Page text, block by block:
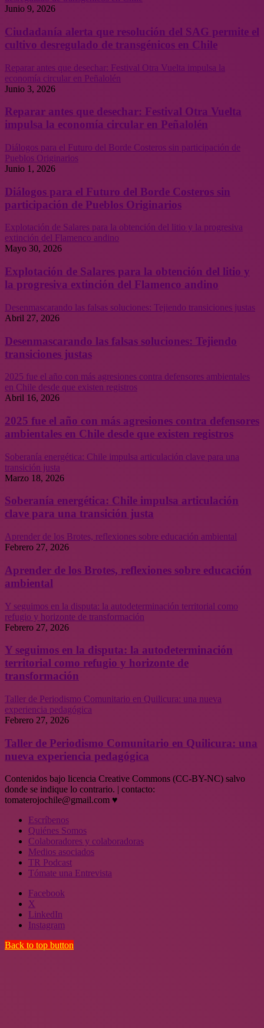
Junio 9, 2026
Ciudadanía alerta que resolución del SAG permite el
cultivo desregulado de transgénicos en Chile
Reparar antes que desechar: Festival Otra Vuelta impulsa la
economía circular en Peñalolén
Junio 3, 2026
Reparar antes que desechar: Festival Otra Vuelta
impulsa la economía circular en Peñalolén
Diálogos para el Futuro del Borde Costeros sin participación de
Pueblos Originarios
Junio 1, 2026
Diálogos para el Futuro del Borde Costeros sin
participación de Pueblos Originarios
Explotación de Salares para la obtención del litio y la progresiva
extinción del Flamenco andino
Mayo 30, 2026
Explotación de Salares para la obtención del litio y
la progresiva extinción del Flamenco andino
Desenmascarando las falsas soluciones: Tejiendo transiciones justas
Abril 27, 2026
Desenmascarando las falsas soluciones: Tejiendo
transiciones justas
2025 fue el año con más agresiones contra defensores ambientales
en Chile desde que existen registros
Abril 16, 2026
2025 fue el año con más agresiones contra defensores
ambientales en Chile desde que existen registros
Soberanía energética: Chile impulsa articulación clave para una
transición justa
Marzo 18, 2026
Soberanía energética: Chile impulsa articulación
clave para una transición justa
Aprender de los Brotes, reflexiones sobre educación ambiental
Febrero 27, 2026
Aprender de los Brotes, reflexiones sobre educación
ambiental
Y seguimos en la disputa: la autodeterminación territorial como
refugio y horizonte de transformación
Febrero 27, 2026
Y seguimos en la disputa: la autodeterminación
territorial como refugio y horizonte de
transformación
Taller de Periodismo Comunitario en Quilicura: una nueva
experiencia pedagógica
Febrero 27, 2026
Taller de Periodismo Comunitario en Quilicura: una
nueva experiencia pedagógica
Contenidos bajo licencia Creative Commons (CC-BY-NC) salvo
donde se indique lo contrario. | contacto:
tomaterojochile@gmail.com ♥
Escríbenos
Quiénes Somos
Colaboradores y colaboradoras
Medios asociados
TR Podcast
Tómate una Entrevista
Facebook
X
LinkedIn
Instagram
Back to top button